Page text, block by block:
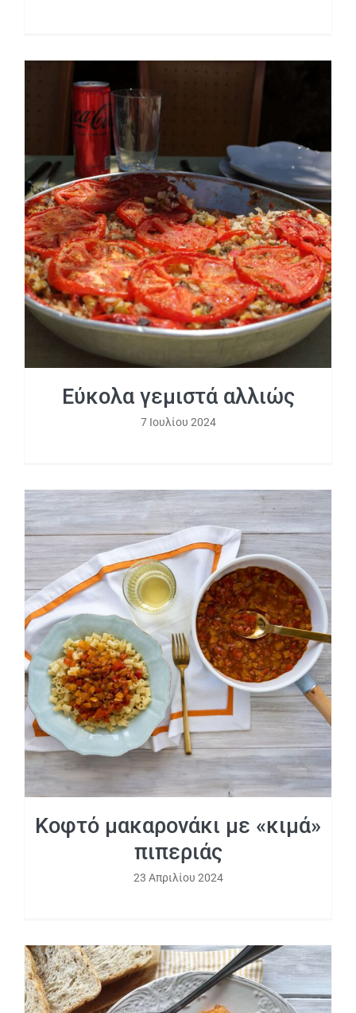
Εύκολα γεμιστά αλλιώς
Εύκολα γεμιστά αλλιώς
7 Ιουλίου 2024
Κοφτό μακαρονάκι με «κιμά» πιπεριάς
Κοφτό μακαρονάκι με «κιμά»
πιπεριάς
23 Απριλίου 2024